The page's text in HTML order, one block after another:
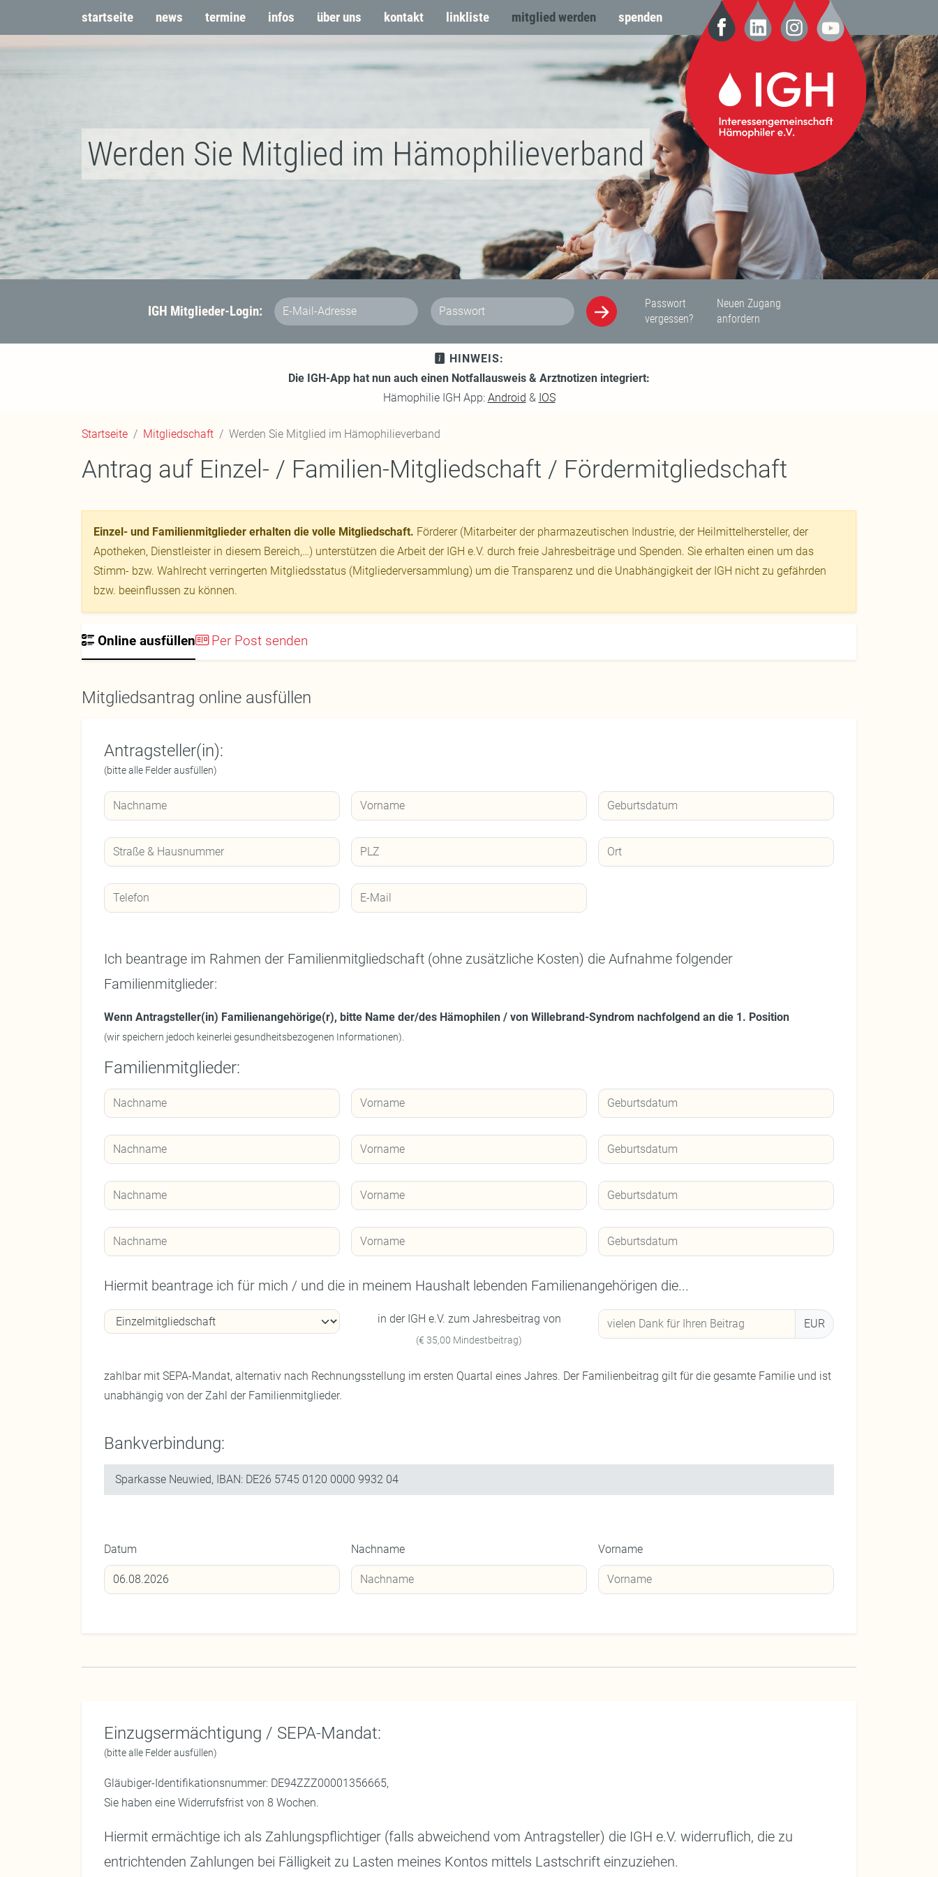
startseite news termine infos über uns kontakt linkliste mitglied werden spenden
Werden Sie Mitglied im Hämophilieverband
IGH Mitglieder-Login:
E-Mail-Adresse Passwort
Passwort
vergessen?
Neuen Zugang
anfordern
HINWEIS:
Die IGH-App hat nun auch einen Notfallausweis & Arztnotizen integriert:
Hämophilie IGH App: Android & IOS
Startseite Mitgliedschaft Werden Sie Mitglied im Hämophilieverband
Antrag auf Einzel- / Familien-Mitgliedschaft / Fördermitgliedschaft
Einzel- und Familienmitglieder erhalten die volle Mitgliedschaft. Förderer (Mitarbeiter der pharmazeutischen Industrie, der Heilmittelhersteller, der
Apotheken, Dienstleister in diesem Bereich,…) unterstützen die Arbeit der IGH e.V. durch freie Jahresbeiträge und Spenden. Sie erhalten einen um das
Stimm- bzw. Wahlrecht verringerten Mitgliedsstatus (Mitgliederversammlung) um die Transparenz und die Unabhängigkeit der IGH nicht zu gefährden
bzw. beeinflussen zu können.
Online ausfüllen Per Post senden
Mitgliedsantrag online ausfüllen
Antragsteller(in):
(bitte alle Felder ausfüllen)
Ich beantrage im Rahmen der Familienmitgliedschaft (ohne zusätzliche Kosten) die Aufnahme folgender
Familienmitglieder:
Wenn Antragsteller(in) Familienangehörige(r), bitte Name der/des Hämophilen / von Willebrand-Syndrom nachfolgend an die 1. Position
(wir speichern jedoch keinerlei gesundheitsbezogenen Informationen).
Familienmitglieder:
Hiermit beantrage ich für mich / und die in meinem Haushalt lebenden Familienangehörigen die...
in der IGH e.V. zum Jahresbeitrag von
(€ 35,00 Mindestbeitrag)
EUR
zahlbar mit SEPA-Mandat, alternativ nach Rechnungsstellung im ersten Quartal eines Jahres. Der Familienbeitrag gilt für die gesamte Familie und ist
unabhängig von der Zahl der Familienmitglieder.
Bankverbindung:
Sparkasse Neuwied, IBAN: DE26 5745 0120 0000 9932 04
Datum Nachname Vorname
Einzugsermächtigung / SEPA-Mandat:
(bitte alle Felder ausfüllen)
Gläubiger-Identifikationsnummer: DE94ZZZ00001356665,
Sie haben eine Widerrufsfrist von 8 Wochen.
Hiermit ermächtige ich als Zahlungspflichtiger (falls abweichend vom Antragsteller) die IGH e.V. widerruflich, die zu
entrichtenden Zahlungen bei Fälligkeit zu Lasten meines Kontos mittels Lastschrift einzuziehen.